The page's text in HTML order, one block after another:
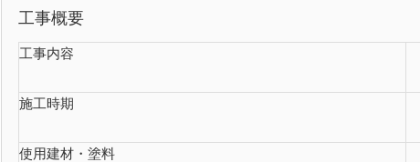
工事概要
工事内容
施工時期
使用建材・塗料